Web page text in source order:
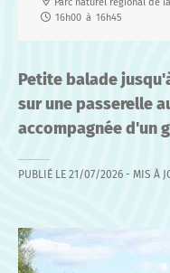
16h00 à 16h45
Petite balade
sur une passerelle
accompagnée d'un
PUBLIÉ LE 21/07/2026 - MIS À